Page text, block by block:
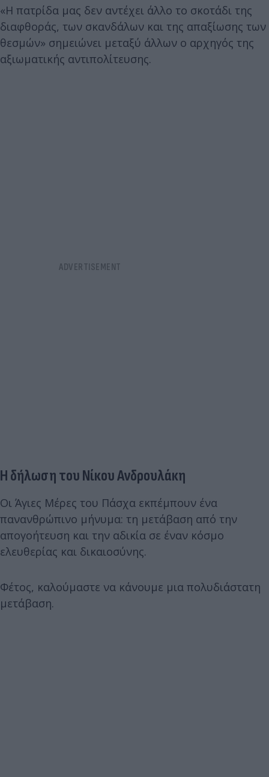
«Η πατρίδα μας δεν αντέχει άλλο το σκοτάδι της
διαφθοράς, των σκανδάλων και της απαξίωσης των
θεσμών» σημειώνει μεταξύ άλλων ο αρχηγός της
αξιωματικής αντιπολίτευσης.
Η δήλωση του Νίκου Ανδρουλάκη
Οι Άγιες Μέρες του Πάσχα εκπέμπουν ένα
πανανθρώπινο μήνυμα: τη μετάβαση από την
απογοήτευση και την αδικία σε έναν κόσμο
ελευθερίας και δικαιοσύνης.
Φέτος, καλούμαστε να κάνουμε μια πολυδιάστατη
μετάβαση.